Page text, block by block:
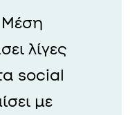
Μέση
λίγες
social
με